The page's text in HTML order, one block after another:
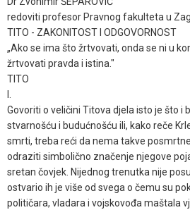
redoviti profesor Pravnog fakulteta u
TITO - ZAKONITOST I ODGOVORNOST
„Ako se ima što žrtvovati, onda se ni u
žrtvovati pravda i istina."
TITO
Govoriti o veličini Titova djela isto je što i
stvarnošću i budućnošću ili, kako reče
smrti, treba reći da nema takve
odraziti simbolično značenje njegove
sretan čovjek. Nijednog trenutka nije
ostvario ih je više od svega o čemu su
političara, vladara i vojskovođa maštala